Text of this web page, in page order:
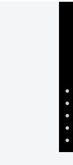
●
●
●
●
●